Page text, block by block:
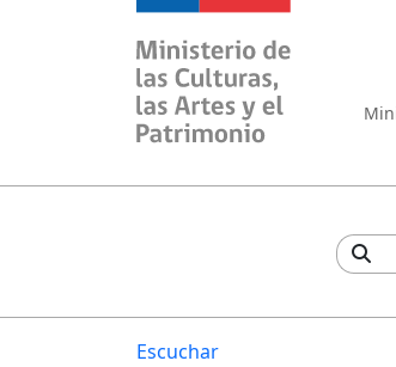
Ministerio de
Escuchar